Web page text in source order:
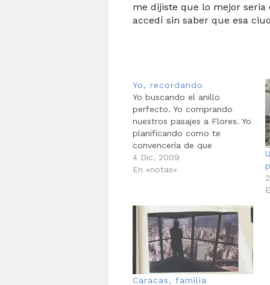
me dijiste que lo mejor seria
accedí sin saber que esa
Yo, recordando
Yo buscando el anillo
perfecto. Yo comprando
nuestros pasajes a Flores. Yo
planificando como te
convencería de que
debíamos visitar Tikal, la
ciudad imperial, el lugar de
semana las palabras que
diría en la cúspide de la
pirámide de la serpiente
bicéfala,…
4 Dic, 2009
En «notas»
Caracas, familia